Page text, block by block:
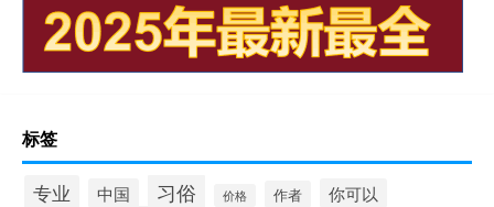
标签
专业 中国 习俗 价格 作者 你可以